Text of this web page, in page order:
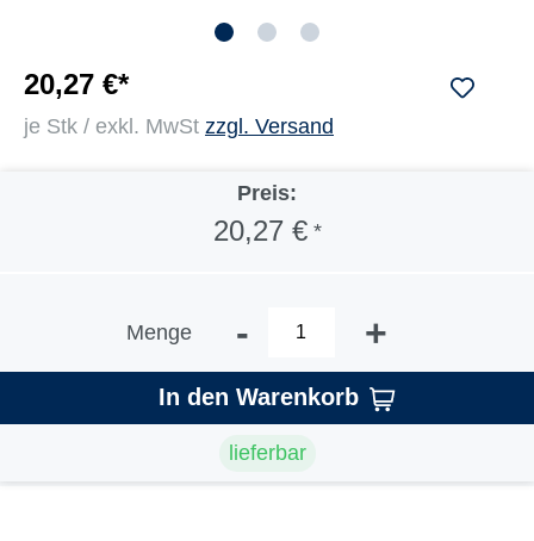
20,27 €*
je Stk / exkl. MwSt zzgl. Versand
Preis:
20,27 €*
Menge - +
In den Warenkorb
lieferbar